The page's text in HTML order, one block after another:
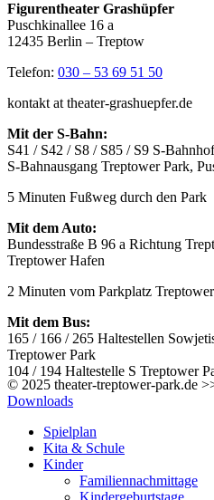
Figurentheater Grashüpfer
Puschkinallee 16 a
12435 Berlin – Treptow
Telefon: 030 – 53 69 51 50
kontakt at theater-grashuepfer.de
Mit der S-Bahn:
S41 / S42 / S8 / S85 / S9 S-
S-Bahnausgang Treptower Park,
5 Minuten Fußweg durch den Park
Mit dem Auto:
Bundesstraße B 96 a Richtung
Treptower Hafen
2 Minuten vom Parkplatz
Mit dem Bus:
165 / 166 / 265 Haltestellen
Treptower Park
104 / 194 Haltestelle S Treptower
© 2025 theater-treptower-park.de
Downloads
Spielplan
Kita & Schule
Kinder
Familiennachmittage